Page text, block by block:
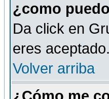
¿como
Da click en
eres
Volver arriba